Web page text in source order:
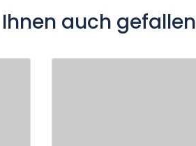
auch gefallen